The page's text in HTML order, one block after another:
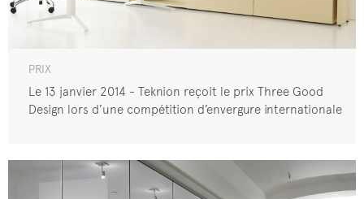
PRIX
Le 13 janvier 2014 - Teknion reçoit le prix Three Good
Design lors d’une compétition d’envergure internationale